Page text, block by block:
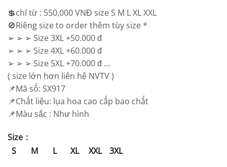
💲chỉ từ : 550,000 VNĐ size S M L XL XXL
🚫Riêng size to order thêm tùy size *
➢ ➢ ➢ Size 3XL +50.000 đ
➢ ➢ ➢ Size 4XL +60.000 đ
➢ ➢ ➢ Size 5XL +70.000 đ …
( size lớn hơn liên hệ NVTV )
📌Mã số: SX917
📌Chất liệu: lụa hoa cao cấp bao chất
📌Màu sắc : Như hình
Size
S
M L XL XXL 3XL